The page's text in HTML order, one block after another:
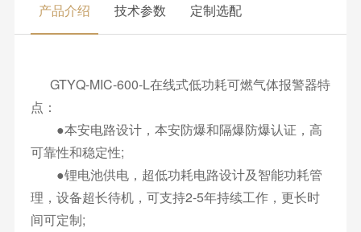
产品介绍 技术参数 定制选配
GTYQ-MIC-600-L在线式低功耗可燃气体报警器特
点：
●本安电路设计，本安防爆和隔爆防爆认证，高
可靠性和稳定性;
●锂电池供电，超低功耗电路设计及智能功耗管
理，设备超长待机，可支持2-5年持续工作，更长时
间可定制;